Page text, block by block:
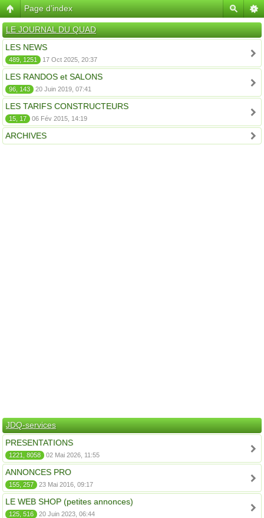
Page d’index
LE JOURNAL DU QUAD
LES NEWS
489, 1251 17 Oct 2025, 20:37
LES RANDOS et SALONS
96, 143 20 Juin 2019, 07:41
LES TARIFS CONSTRUCTEURS
15, 17 06 Fév 2015, 14:19
ARCHIVES
JDQ-services
PRESENTATIONS
1221, 8058 02 Mai 2026, 11:55
ANNONCES PRO
155, 257 23 Mai 2016, 09:17
LE WEB SHOP (petites annonces)
125, 516 20 Juin 2023, 06:44